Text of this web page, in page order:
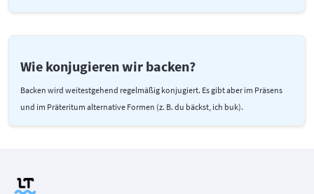
Wie konjugieren wir backen?
Backen wird weitestgehend regelmäßig konjugiert. Es gibt aber im Präsens
und im Präteritum alternative Formen (z. B. du bäckst, ich buk).